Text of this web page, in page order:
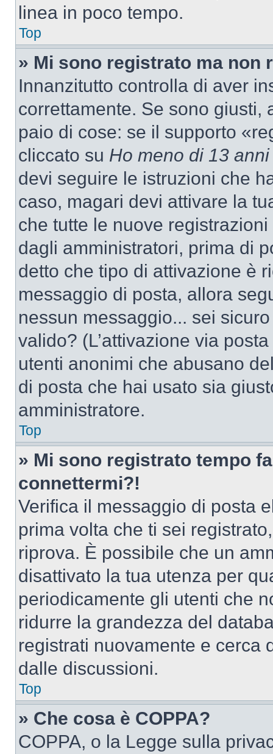
linea in poco tempo.
Top
» Mi sono registrato ma non
Innanzitutto controlla di aver
correttamente. Se sono giusti,
paio di cose: se il supporto
cliccato su Ho meno di 13 anni
devi seguire le istruzioni che
caso, magari devi attivare la
che tutte le nuove
dagli amministratori, prima di
detto che tipo di attivazione è
messaggio di posta, allora
nessun messaggio... sei
valido? (L’attivazione via
utenti anonimi che abusano
di posta che hai usato sia
amministratore.
Top
» Mi sono registrato tempo
connettermi?!
Verifica il messaggio di posta
prima volta che ti sei
riprova. È possibile che un
disattivato la tua utenza per
periodicamente gli utenti che
ridurre la grandezza del
registrati nuovamente e cerca
dalle discussioni.
Top
» Che cosa è COPPA?
COPPA, o la Legge sulla